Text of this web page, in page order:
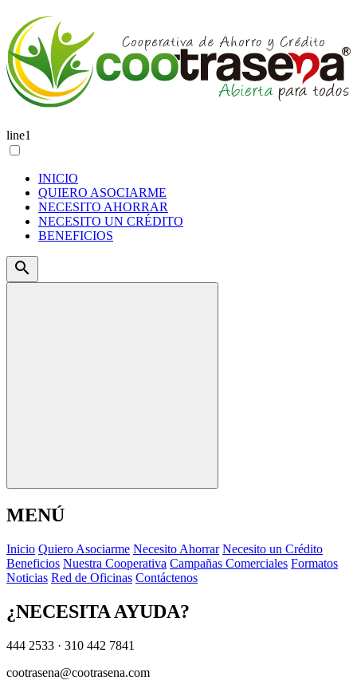
line1
INICIO
QUIERO ASOCIARME
NECESITO AHORRAR
NECESITO UN CRÉDITO
BENEFICIOS
search
MENÚ
Inicio Quiero Asociarme Necesito Ahorrar Necesito un Crédito
Beneficios Nuestra Cooperativa Campañas Comerciales Formatos
Noticias Red de Oficinas Contáctenos
¿NECESITA AYUDA?
444 2533 · 310 442 7841
cootrasena@cootrasena.com